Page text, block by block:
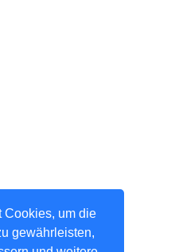
Cookies, um die
gewährleisten,